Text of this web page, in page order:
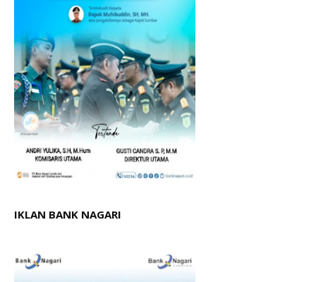
IKLAN BANK NAGARI